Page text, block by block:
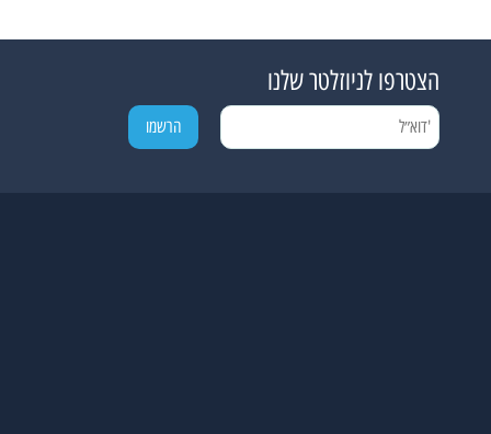
הצטרפו לניוזלטר שלנו